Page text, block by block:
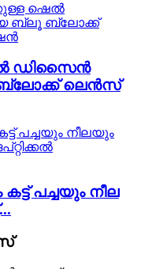
ഡിസൈൻ
ലെൻസ്
കട്ട് പച്ചയും നീല